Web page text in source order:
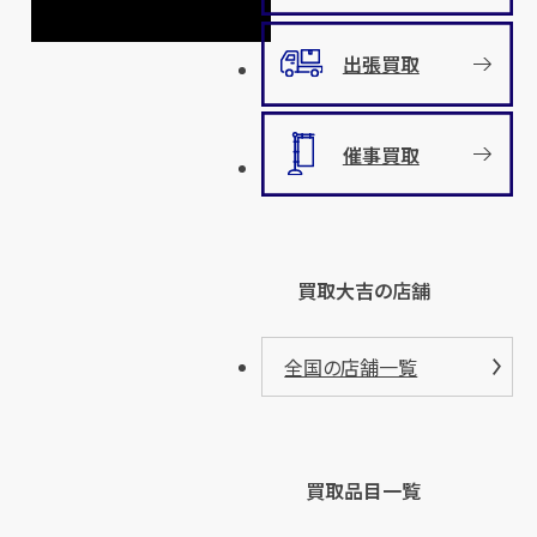
出張買取
催事買取
買取大吉の店舗
全国の店舗一覧
買取品目一覧